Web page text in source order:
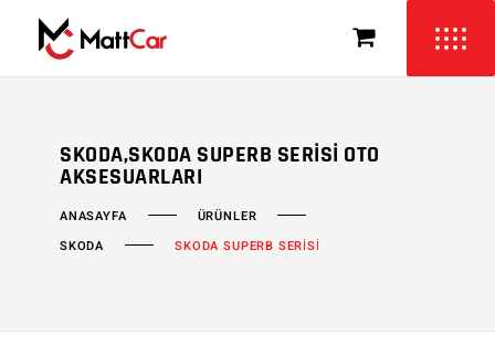
SKODA,SKODA SUPERB SERISI OTO
AKSESUARLARI
ANASAYFA
ÜRÜNLER
SKODA
SKODA SUPERB SERİSİ